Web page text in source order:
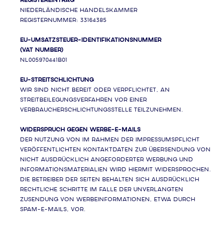
Niederländische Handelskammer
Registernummer: 33164385
EU-Umsatzsteuer-Identifikationsnummer
(VAT Number)
NL005970441B01
EU-Streitschlichtung
Wir sind nicht bereit oder verpflichtet, an
Streitbeilegungsverfahren vor einer
Verbraucherschlichtungsstelle teilzunehmen.
Widerspruch gegen Werbe-E-Mails
Der Nutzung von im Rahmen der Impressumspflicht
veröffentlichten Kontaktdaten zur Übersendung von
nicht ausdrücklich angeforderter Werbung und
Informationsmaterialien wird hiermit widersprochen.
Die Betreiber der Seiten behalten sich ausdrücklich
rechtliche Schritte im Falle der unverlangten
Zusendung von Werbeinformationen, etwa durch
Spam-E-Mails, vor.